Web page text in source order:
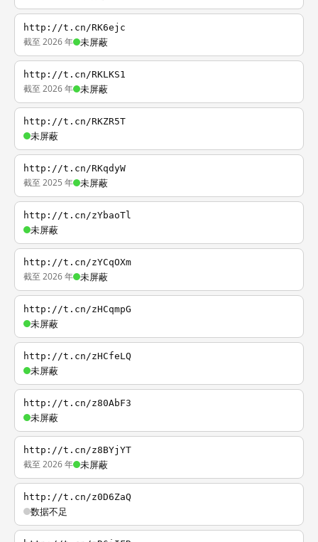
http://t.cn/RK6ejc
截至 2026 年 未屏蔽
http://t.cn/RKLKS1
截至 2026 年 未屏蔽
http://t.cn/RKZR5T
未屏蔽
http://t.cn/RKqdyW
截至 2025 年 未屏蔽
http://t.cn/zYbaoTl
未屏蔽
http://t.cn/zYCqOXm
截至 2026 年 未屏蔽
http://t.cn/zHCqmpG
未屏蔽
http://t.cn/zHCfeLQ
未屏蔽
http://t.cn/z80AbF3
未屏蔽
http://t.cn/z8BYjYT
截至 2026 年 未屏蔽
http://t.cn/z0D6ZaQ
数据不足